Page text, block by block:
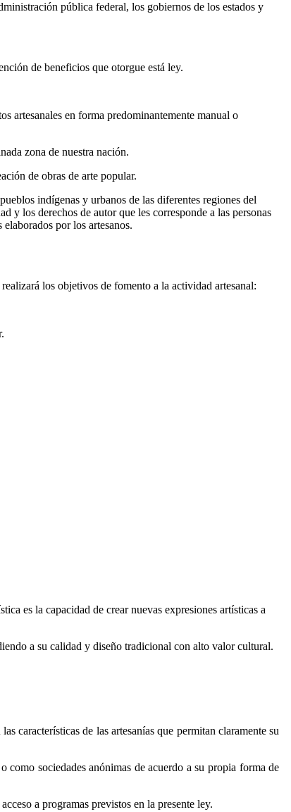
pública federal, los gobiernos de los estados y
de beneficios que otorgue está ley.
artesanales en forma predominantemente manual o
zona de nuestra nación.
de obras de arte popular.
indígenas y urbanos de las diferentes regiones del
y los derechos de autor que les corresponde a las personas
por los artesanos.
los objetivos de fomento a la actividad artesanal:
es la capacidad de crear nuevas expresiones artísticas a
a su calidad y diseño tradicional con alto valor cultural.
características de las artesanías que permitan claramente su
como sociedades anónimas de acuerdo a su propia forma de
a programas previstos en la presente ley.